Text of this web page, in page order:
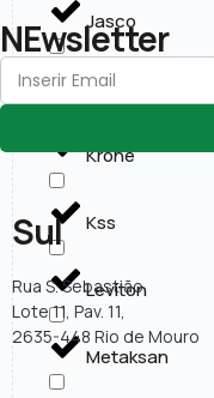
Jasco
KOBAN
Krone
Kss
Leviton
Metaksan
NEwsletter
Sul
Rua S. Sebastião
Lote 11, Pav. 11,
2635-448 Rio de Mouro